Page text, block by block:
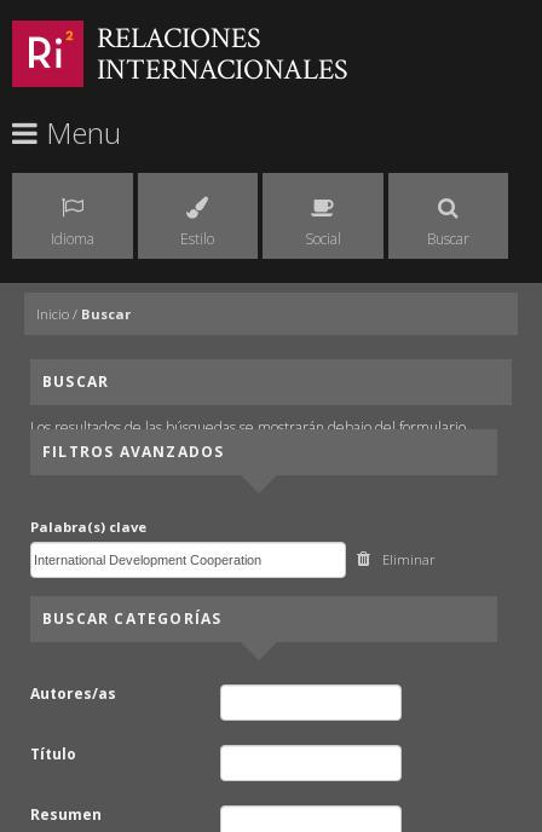
RELACIONES
INTERNACIONALES
Menu
Idioma Estilo Social Buscar
Inicio / Buscar
BUSCAR
Los resultados de las búsquedas se mostrarán debajo del formulario.
FILTROS AVANZADOS
Palabra(s) clave
Eliminar
BUSCAR CATEGORÍAS
Autores/as
Título
Resumen